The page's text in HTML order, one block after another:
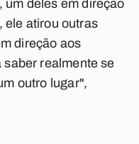
deles em direção
ele atirou outras
direção aos
realmente se
outro lugar",